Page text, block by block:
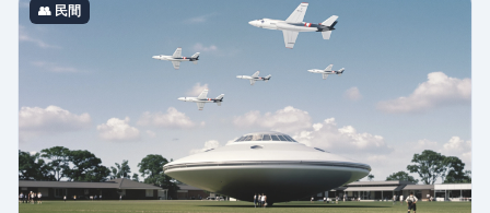
👥 民間